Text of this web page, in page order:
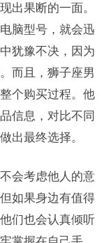
出果断的一面。
脑型号，就会迅
犹豫不决，因为
而且，狮子座男
个购买过程。他
信息，对比不同
出最终选择。
会考虑他人的意
如果身边有值得
们也会认真倾听